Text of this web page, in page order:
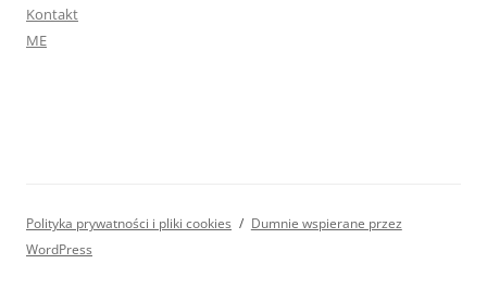
Kontakt
ME
Polityka prywatności i pliki cookies
Dumnie wspierane przez
WordPress